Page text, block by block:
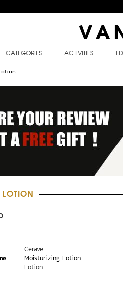
CATEGORIES ACTIVITIES
Cerave
Moisturizing Lotion
Lotion